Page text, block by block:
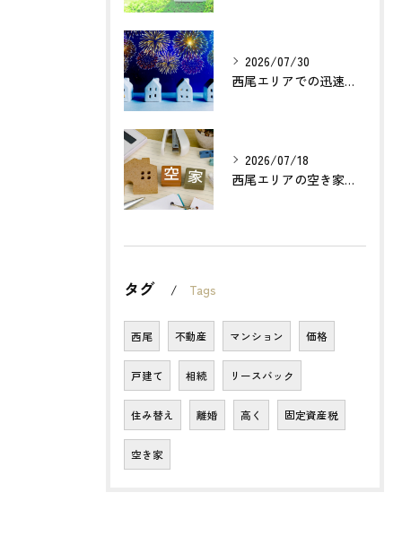
2026/07/30
西尾エリアでの迅速確実な不動産買取のポイントは？
2026/07/18
西尾エリアの空き家売却で利益最大化する方法とは？
タグ Tags
西尾 不動産 マンション 価格
戸建て 相続 リースバック
住み替え 離婚 高く 固定資産税
空き家